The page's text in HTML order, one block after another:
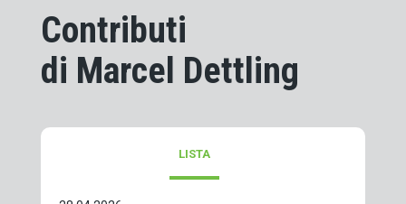
Contributi
di Marcel Dettling
LISTA